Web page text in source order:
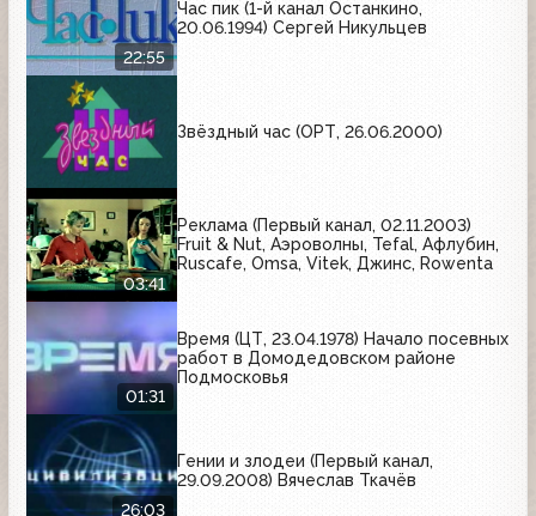
22:55
Час пик (1-й канал Останкино,
20.06.1994) Сергей Никульцев
Звёздный час (ОРТ, 26.06.2000)
03:41
Реклама (Первый канал, 02.11.2003)
Fruit & Nut, Аэроволны, Tefal, Афлубин,
Ruscafe, Omsa, Vitek, Джинс, Rowenta
01:31
Время (ЦТ, 23.04.1978) Начало посевных
работ в Домодедовском районе
Подмосковья
26:03
Гении и злодеи (Первый канал,
29.09.2008) Вячеслав Ткачёв